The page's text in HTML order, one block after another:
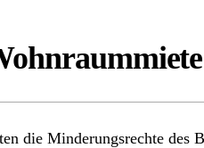
die Minderungsrechte